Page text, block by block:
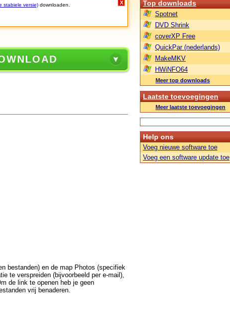
stabiele versie) downloaden.
X
bestanden) en de map Photos (specifiek
te verspreiden (bijvoorbeeld per e-mail),
de link te openen heb je geen
vrij benaderen.
Top downloads
Spotnet
DVD Shrink
coverXP Free
QuickPar (nederlands)
MakeMKV
HWiNFO64
Meer top downloads
Laatste toevoegingen
Meer laatste toevoegingen
Help ons
Voeg nieuwe software toe
Voeg een software update toe